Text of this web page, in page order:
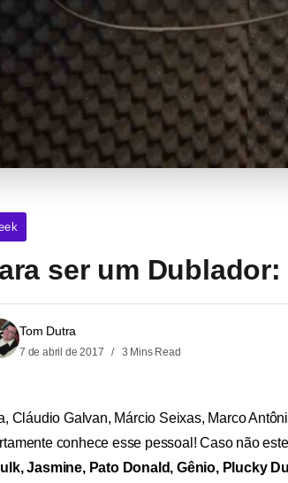
ser um
Tom Dutra
7 de abril de 2017 3 Mins Read
Cláudio Galvan, Márcio Seixas, Marco
conhece esse pessoal! Caso não
Jasmine, Pato Donald, Gênio, Plucky